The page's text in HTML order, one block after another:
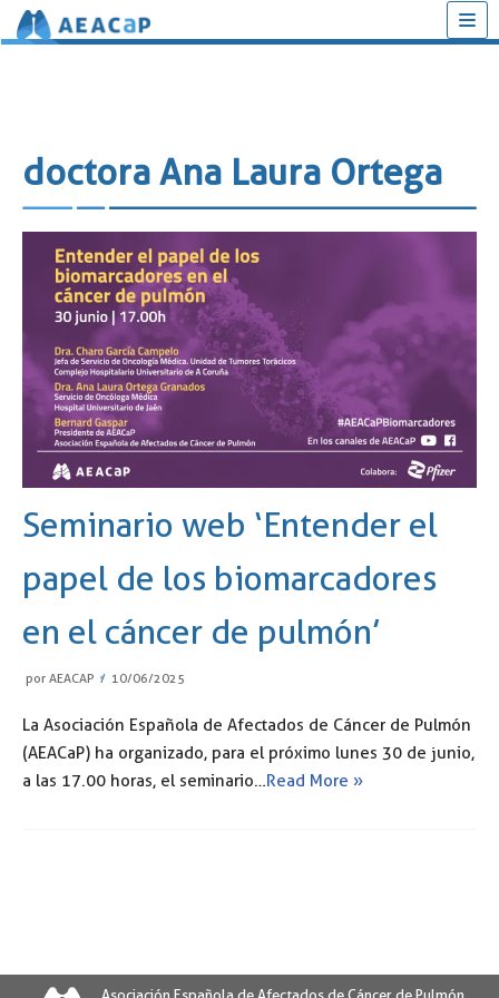
doctora Ana Laura Ortega
Seminario web ‘Entender el
papel de los biomarcadores
en el cáncer de pulmón’
por AEACAP 10/06/2025
La Asociación Española de Afectados de Cáncer de Pulmón
(AEACaP) ha organizado, para el próximo lunes 30 de junio,
a las 17.00 horas, el seminario…Read More »